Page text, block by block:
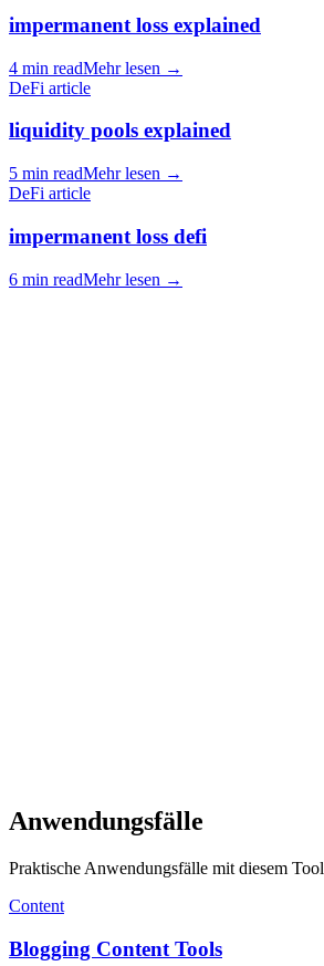
impermanent loss explained
4 min readMehr lesen →
DeFi article
liquidity pools explained
5 min readMehr lesen →
DeFi article
impermanent loss defi
6 min readMehr lesen →
Anwendungsfälle
Praktische Anwendungsfälle mit diesem Tool
Content
Blogging Content Tools